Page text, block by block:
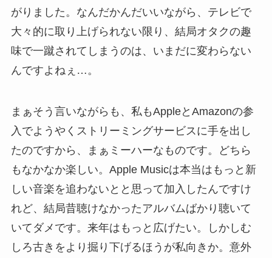
がりました。なんだかんだいいながら、テレビで
大々的に取り上げられない限り、結局オタクの趣
味で一蹴されてしまうのは、いまだに変わらない
んですよねぇ…。
まぁそう言いながらも、私もAppleとAmazonの参
入でようやくストリーミングサービスに手を出し
たのですから、まぁミーハーなものです。どちら
もなかなか楽しい。Apple Musicは本当はもっと新
しい音楽を追わないとと思って加入したんですけ
れど、結局昔聴けなかったアルバムばかり聴いて
いてダメです。来年はもっと広げたい。しかしむ
しろ古きをより掘り下げるほうが私向きか。意外